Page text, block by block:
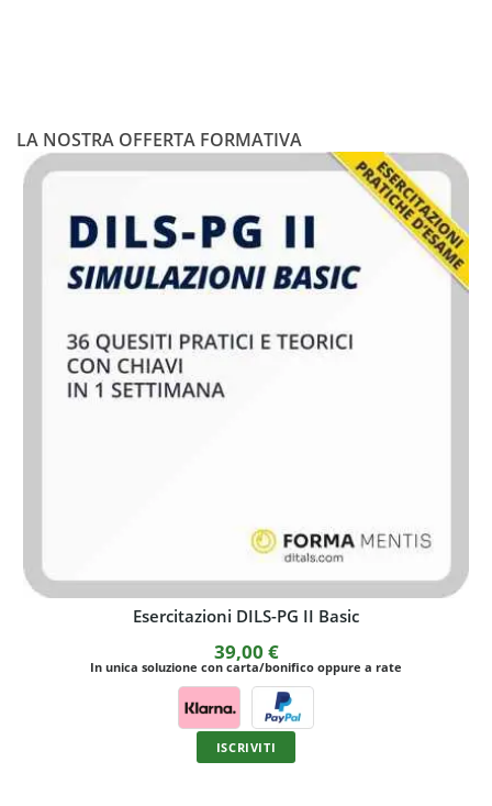
LA NOSTRA OFFERTA FORMATIVA
Esercitazioni DILS-PG II Basic
39,00 €
In unica soluzione con carta/bonifico oppure a rate
ISCRIVITI